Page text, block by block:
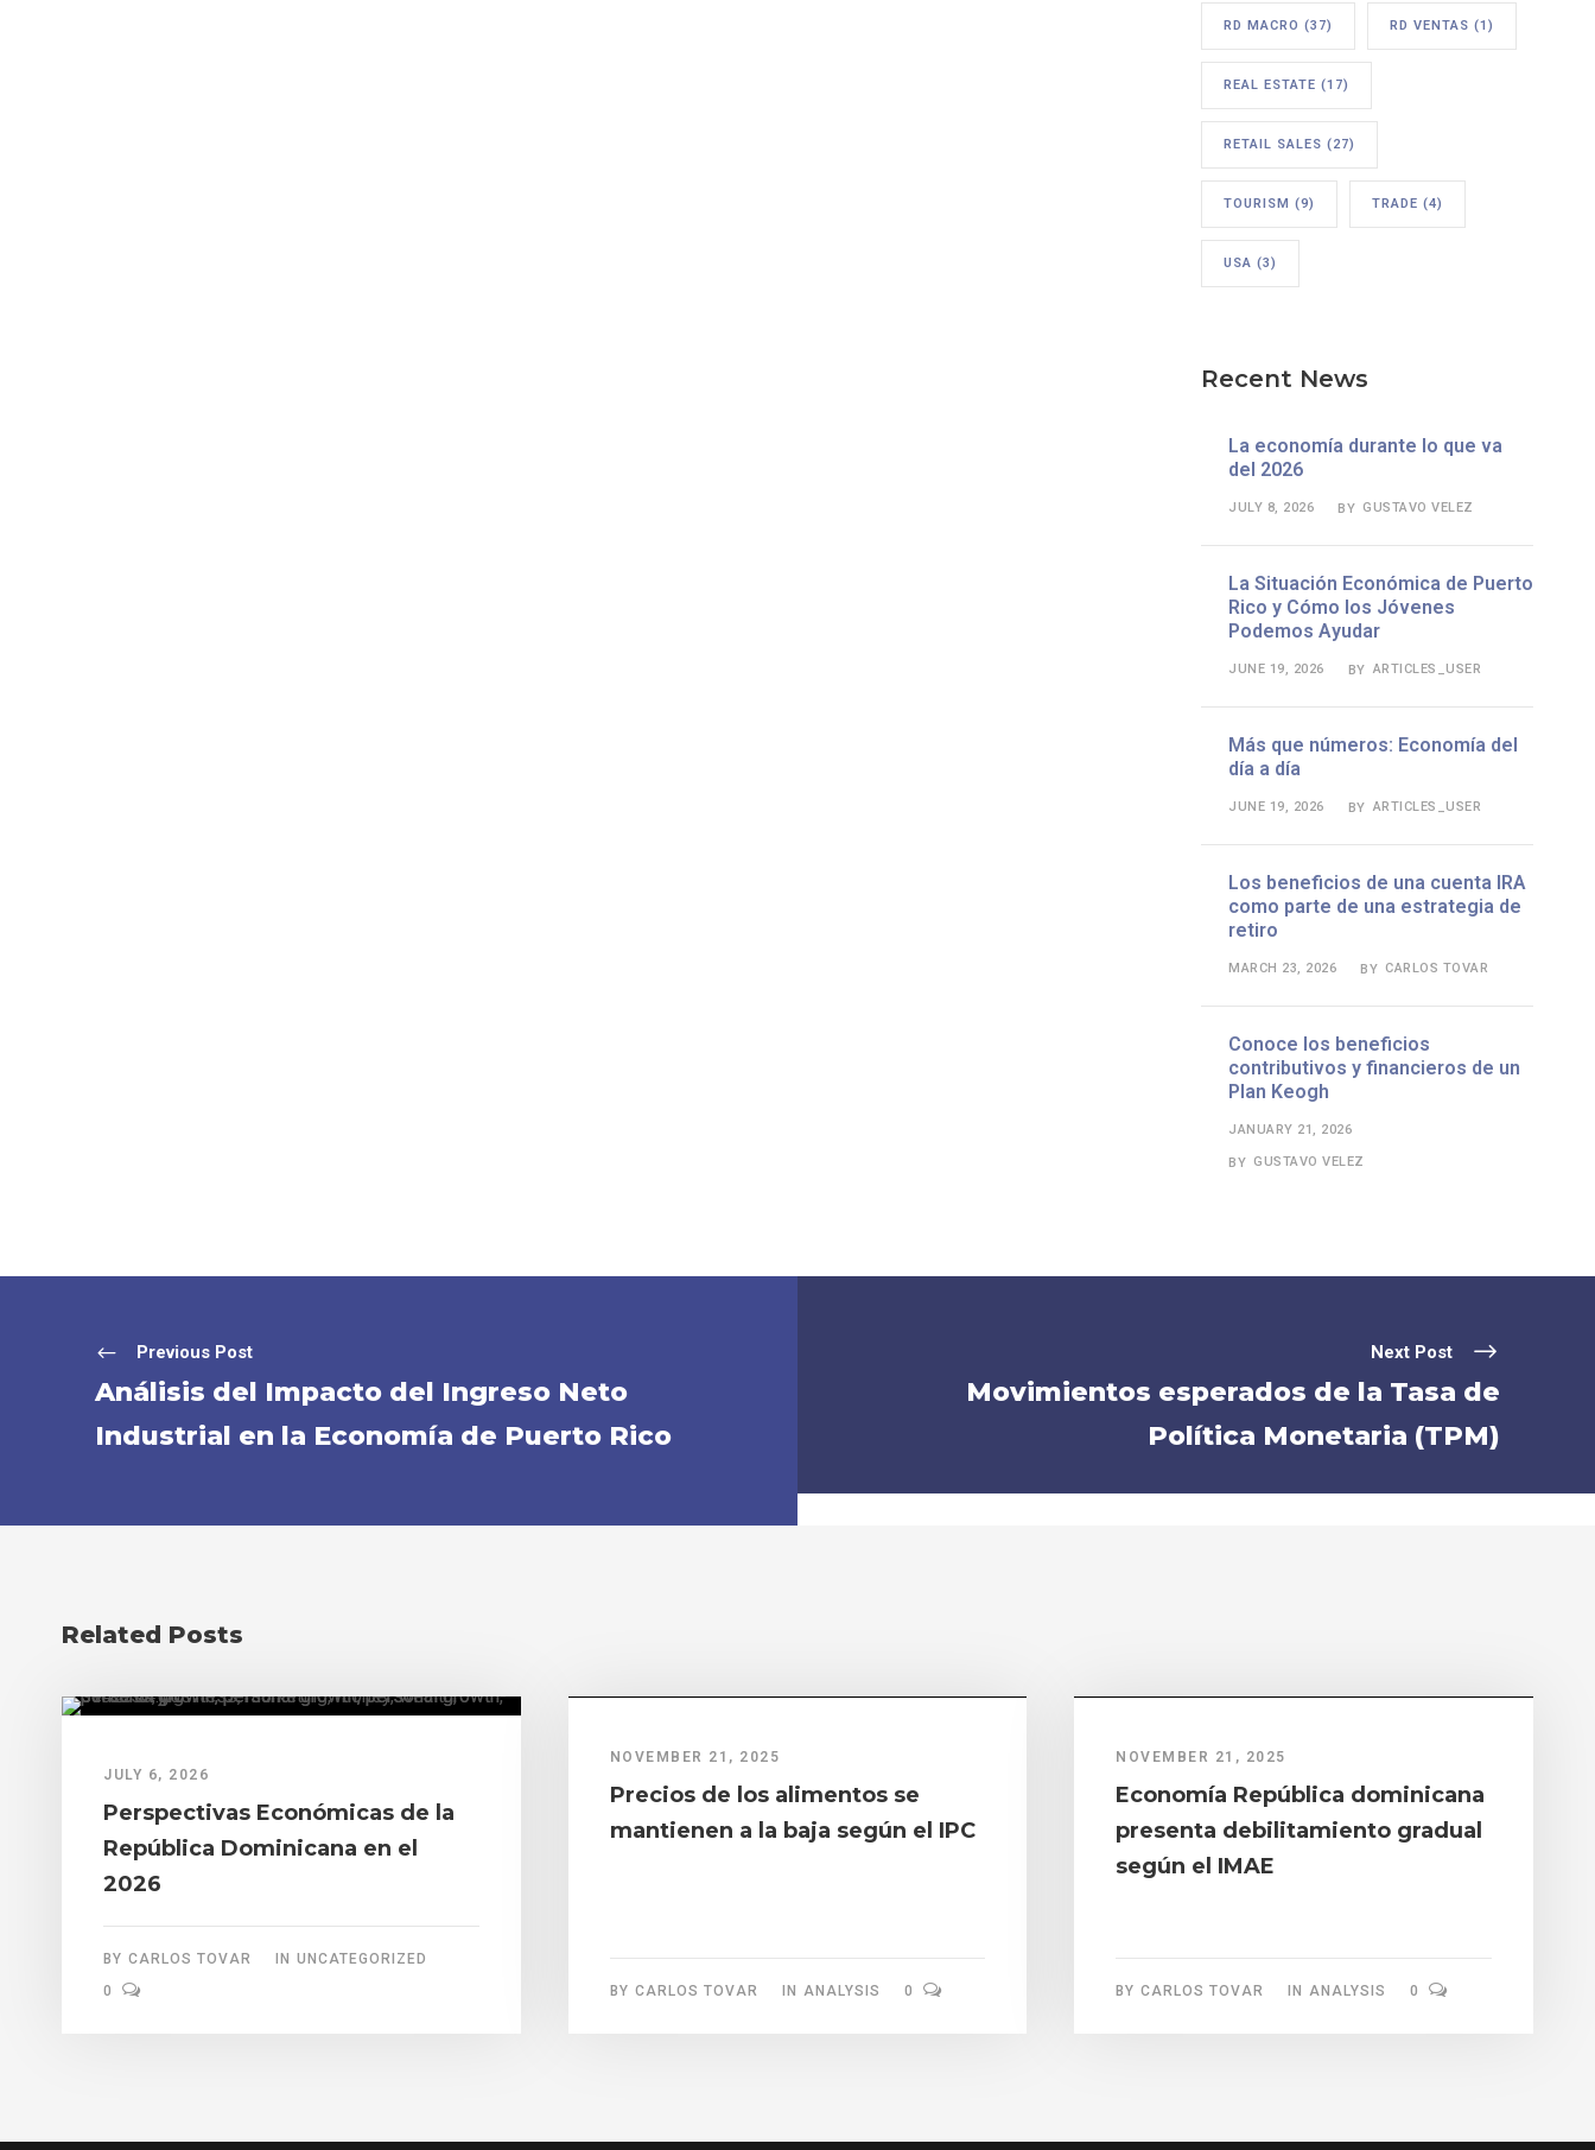
RD MACRO (37) RD VENTAS (1)
REAL ESTATE (17)
RETAIL SALES (27)
TOURISM (9) TRADE (4)
USA (3)
Recent News
La economía durante lo que va
del 2026
JULY 8, 2026 BY GUSTAVO VELEZ
La Situación Económica de Puerto
Rico y Cómo los Jóvenes
Podemos Ayudar
JUNE 19, 2026 BY ARTICLES_USER
Más que números: Economía del
día a día
JUNE 19, 2026 BY ARTICLES_USER
Los beneficios de una cuenta IRA
como parte de una estrategia de
retiro
MARCH 23, 2026 BY CARLOS TOVAR
Conoce los beneficios
contributivos y financieros de un
Plan Keogh
JANUARY 21, 2026
BY GUSTAVO VELEZ
Previous Post
Análisis del Impacto del Ingreso Neto
Industrial en la Economía de Puerto Rico
Next Post
Movimientos esperados de la Tasa de
Política Monetaria (TPM)
Related Posts
JULY 6, 2026
Perspectivas Económicas de la
República Dominicana en el
2026
BY CARLOS TOVAR IN UNCATEGORIZED
0
NOVEMBER 21, 2025
Precios de los alimentos se
mantienen a la baja según el IPC
BY CARLOS TOVAR IN ANALYSIS 0
NOVEMBER 21, 2025
Economía República dominicana
presenta debilitamiento gradual
según el IMAE
BY CARLOS TOVAR IN ANALYSIS 0